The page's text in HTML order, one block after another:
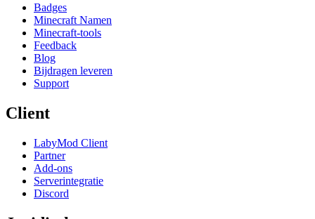
Badges
Minecraft Namen
Minecraft-tools
Feedback
Blog
Bijdragen leveren
Support
Client
LabyMod Client
Partner
Add-ons
Serverintegratie
Discord